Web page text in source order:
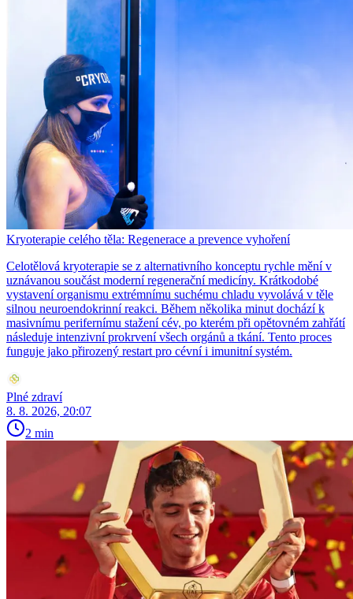
Kryoterapie celého těla: Regenerace a prevence vyhoření
Celotělová kryoterapie se z alternativního konceptu rychle mění v
uznávanou součást moderní regenerační medicíny. Krátkodobé
vystavení organismu extrémnímu suchému chladu vyvolává v těle
silnou neuroendokrinní reakci. Během několika minut dochází k
masivnímu perifernímu stažení cév, po kterém při opětovném zahřátí
následuje intenzivní prokrvení všech orgánů a tkání. Tento proces
funguje jako přirozený restart pro cévní i imunitní systém.
Plné zdraví
8. 8. 2026, 20:07
2 min